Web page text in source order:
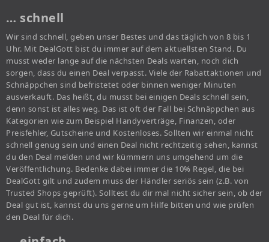
… schnell
Wir sind schnell, geben unser Bestes und das täglich von 8 bis 1
Uhr. Mit DealGott bist du immer auf dem aktuellsten Stand. Du
musst weder lange auf die nächsten Deals warten, noch dich
sorgen, dass du einen Deal verpasst. Viele der Rabattaktionen und
Schnäppchen sind befristetet oder binnen weniger Minuten
ausverkauft. Das heißt, du musst bei einigen Deals schnell sein,
denn sonst ist alles weg. Das ist oft der Fall bei Schnäppchen aus
Kategorien wie zum Beispiel Handyverträge, Finanzen, oder
Preisfehler, Gutscheine und Kostenloses. Sollten wir einmal nicht
schnell genug sein und einen Deal nicht rechtzeitig sehen, kannst
du den Deal melden und wir kümmern uns umgehend um die
Veröffentlichung. Bedenke dabei immer die 10% Regel, die bei
DealGott gilt und zudem muss der Händler seriös sein (z.B. von
Trusted Shops geprüft). Solltest du dir mal nicht sicher sein, ob der
Deal gut ist, kannst du uns gerne um Hilfe bitten und wie prüfen
den Deal für dich.